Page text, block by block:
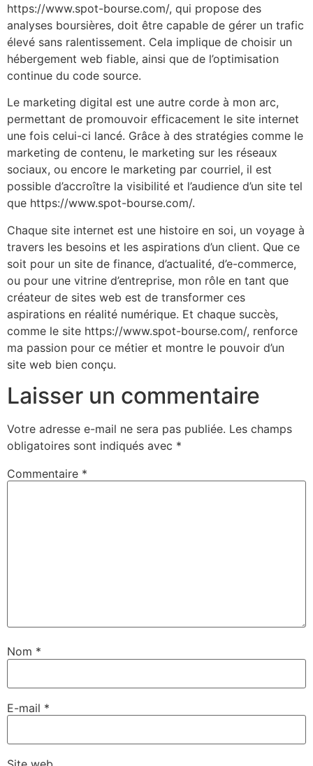
https://www.spot-bourse.com/, qui propose des
analyses boursières, doit être capable de gérer un trafic
élevé sans ralentissement. Cela implique de choisir un
hébergement web fiable, ainsi que de l’optimisation
continue du code source.
Le marketing digital est une autre corde à mon arc,
permettant de promouvoir efficacement le site internet
une fois celui-ci lancé. Grâce à des stratégies comme le
marketing de contenu, le marketing sur les réseaux
sociaux, ou encore le marketing par courriel, il est
possible d’accroître la visibilité et l’audience d’un site tel
que https://www.spot-bourse.com/.
Chaque site internet est une histoire en soi, un voyage à
travers les besoins et les aspirations d’un client. Que ce
soit pour un site de finance, d’actualité, d’e-commerce,
ou pour une vitrine d’entreprise, mon rôle en tant que
créateur de sites web est de transformer ces
aspirations en réalité numérique. Et chaque succès,
comme le site https://www.spot-bourse.com/, renforce
ma passion pour ce métier et montre le pouvoir d’un
site web bien conçu.
Laisser un commentaire
Votre adresse e-mail ne sera pas publiée. Les champs
obligatoires sont indiqués avec *
Commentaire *
Nom *
E-mail *